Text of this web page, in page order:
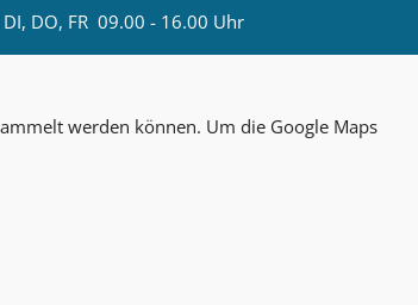
DI, DO, FR 09.00 - 16.00 Uhr
werden können. Um die Google Maps